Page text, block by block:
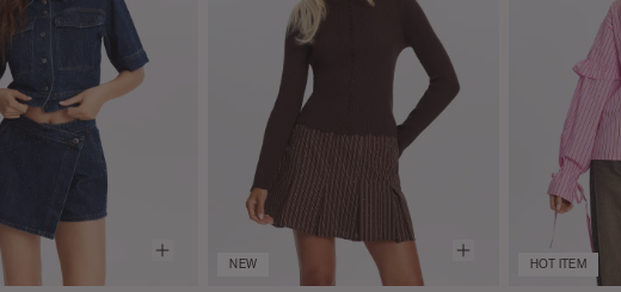
NEW HOT ITEM